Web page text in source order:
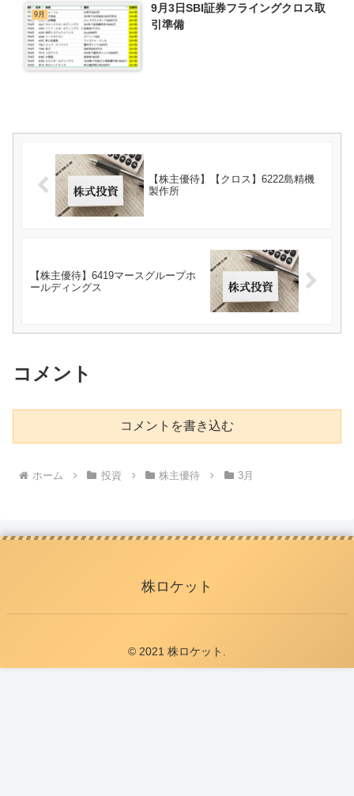
9月
9月3日SBI証券フライングクロス取
引準備
【株主優待】【クロス】6222島精機
製作所
【株主優待】6419マースグループホ
ールディングス
コメント
コメントを書き込む
ホーム 投資 株主優待 3月
株ロケット
© 2021 株ロケット.